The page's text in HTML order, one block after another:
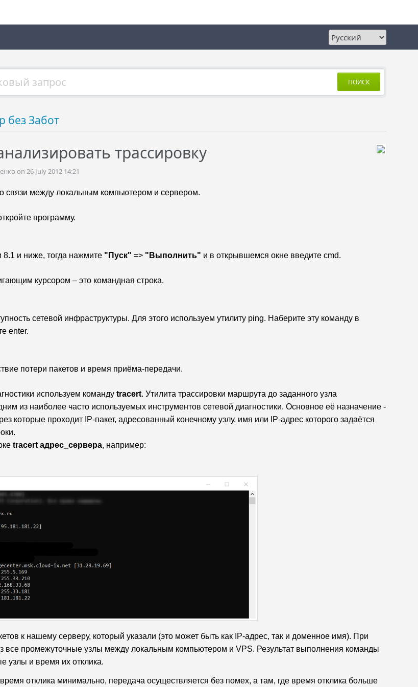
ПОИСК
без Забот
трассировку
on 26 July 2012 14:21
связи между локальным компьютером и сервером.
программу.
8.1 и ниже, тогда нажмите "Пуск" => "Выполнить" и в открывшемся окне введите cmd.
курсором – это командная строка.
сетевой инфраструктуры. Для этого используем утилиту ping. Наберите эту команду в
enter.
потери пакетов и время приёма-передачи.
используем команду tracert
из наиболее часто используемых инструментов сетевой диагностики. Основное её назначение -
которые проходит IP-пакет, адресованный конечному узлу, имя или IP-адрес которого задаётся
tracert адрес_сервера, например:
к нашему серверу, который указали (это может быть как IP-адрес, так и доменное имя). При
все промежуточные узлы между локальным компьютером и VPS. Результат выполнения команды
узлы и время их отклика.
отклика минимально, передача осуществляется без помех, а там, где время отклика больше